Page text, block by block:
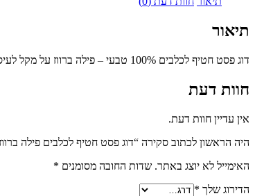
גרם
תיאור
דוג פסט חטיף לכלבים 100% טבעי – פילה ברווז על מקל לעיסה אריזת חסכון 500 גרם, מבשר אמיתי וראוי למאכל אדם, חלבון גבוה, דל שומן .100% רכיבים טבעיים ואיכותיים. מעולה כחטיף אילוף בריא וטעים במיוחד!
חוות דעת
אין עדיין חוות דעת.
היה הראשון לכתוב סקירה “דוג פסט חטיף לכלבים פילה ברווז על
האימייל לא יוצג באתר. שדות החובה מסומנים *
הדירוג שלך *